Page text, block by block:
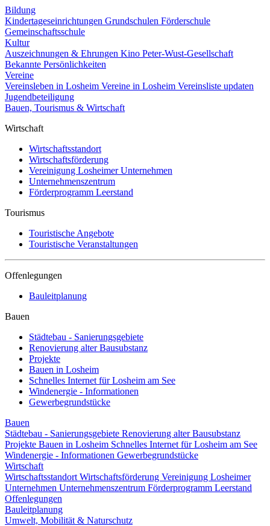
Bildung
Kindertageseinrichtungen Grundschulen Förderschule
Gemeinschaftsschule
Kultur
Auszeichnungen & Ehrungen Kino Peter-Wust-Gesellschaft
Bekannte Persönlichkeiten
Vereine
Vereinsleben in Losheim Vereine in Losheim Vereinsliste updaten
Jugendbeteiligung
Bauen, Tourismus & Wirtschaft
Wirtschaft
Wirtschaftsstandort
Wirtschaftsförderung
Vereinigung Losheimer Unternehmen
Unternehmenszentrum
Förderprogramm Leerstand
Tourismus
Touristische Angebote
Touristische Veranstaltungen
Offenlegungen
Bauleitplanung
Bauen
Städtebau - Sanierungsgebiete
Renovierung alter Bausubstanz
Projekte
Bauen in Losheim
Schnelles Internet für Losheim am See
Windenergie - Informationen
Gewerbegrundstücke
Bauen
Städtebau - Sanierungsgebiete Renovierung alter Bausubstanz
Projekte Bauen in Losheim Schnelles Internet für Losheim am See
Windenergie - Informationen Gewerbegrundstücke
Wirtschaft
Wirtschaftsstandort Wirtschaftsförderung Vereinigung Losheimer
Unternehmen Unternehmenszentrum Förderprogramm Leerstand
Offenlegungen
Bauleitplanung
Umwelt, Mobilität & Naturschutz